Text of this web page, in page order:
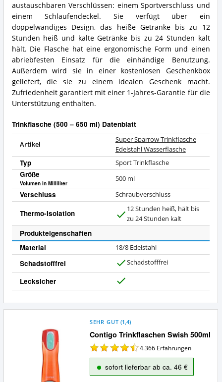
austauschbaren Verschlüssen: einem Sportverschluss und
einem Schlaufendeckel. Sie verfügt über ein
doppelwandiges Design, das heiße Getränke bis zu 12
Stunden heiß und kalte Getränke bis zu 24 Stunden kalt
hält. Die Flasche hat eine ergonomische Form und einen
abriebfesten Einsatz für die einhändige Benutzung.
Außerdem wird sie in einer kostenlosen Geschenkbox
geliefert, die sie zu einem idealen Geschenk macht.
Zufriedenheit garantiert mit einer 1-Jahres-Garantie für die
Unterstützung enthalten.
Trinkflasche (500 – 650 ml) Datenblatt
Artikel
Super Sparrow Trinkflasche
Edelstahl Wasserflasche
Typ Sport Trinkflasche
Größe
Volumen in Milliliter
500 ml
Verschluss Schraubverschluss
Thermo-Isolation
a
12 Stunden heiß, hält bis
zu 24 Stunden kalt
Produkteigenschaften
Material
18/8 Edelstahl
Schadstofffrei Schadstofffrei
Lecksicher
Contigo Trinkflaschen Swish 500ml
SEHR GUT (1,4)
4.366 Erfahrungen
sofort lieferbar ab ca. 46 €